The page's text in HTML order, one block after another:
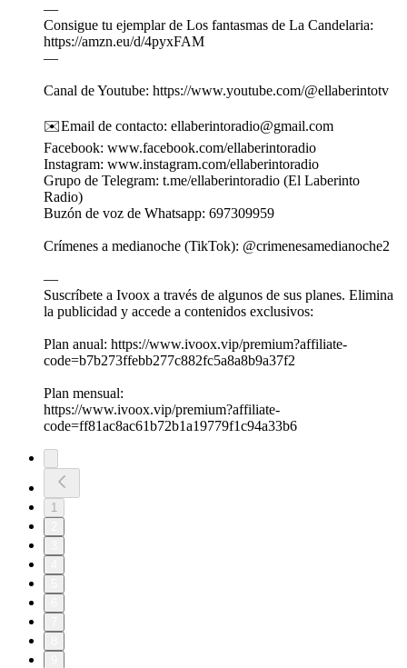
—
Consigue tu ejemplar de Los fantasmas de La Candelaria:
https://amzn.eu/d/4pyxFAM
—
Canal de Youtube: https://www.youtube.com/@ellaberintotv
✉️Email de contacto: ellaberintoradio@gmail.com
Facebook: www.facebook.com/ellaberintoradio
Instagram: www.instagram.com/ellaberintoradio
Grupo de Telegram: t.me/ellaberintoradio (El Laberinto
Radio)
Buzón de voz de Whatsapp: 697309959
Crímenes a medianoche (TikTok): @crimenesamedianoche2
—
Suscríbete a Ivoox a través de algunos de sus planes. Elimina
la publicidad y accede a contenidos exclusivos:
Plan anual: https://www.ivoox.vip/premium?affiliate-
code=b7b273ffebb277c882fc5a8a8b9a37f2
Plan mensual:
https://www.ivoox.vip/premium?affiliate-
code=ff81ac8ac61b72b1a19779f1c94a33b6
1